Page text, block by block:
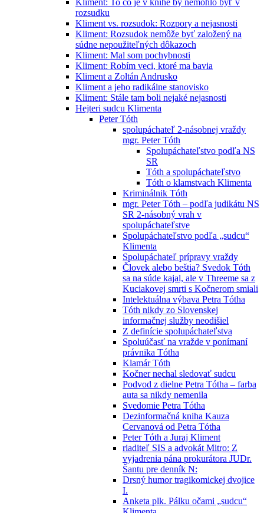
rozsudku
Kliment vs. rozsudok: Rozpory a nejasnosti
Kliment: Rozsudok nemôže byť založený na
súdne nepoužiteľných dôkazoch
Kliment: Mal som pochybnosti
Kliment: Robím veci, ktoré ma bavia
Kliment a Zoltán Andrusko
Kliment a jeho radikálne stanovisko
Kliment: Stále tam boli nejaké nejasnosti
Hejteri sudcu Klimenta
Peter Tóth
spolupáchateľ 2-násobnej vraždy
mgr. Peter Tóth
Spolupáchateľstvo podľa NS
SR
Tóth a spolupáchateľstvo
Tóth o klamstvach Klimenta
Kriminálnik Tóth
mgr. Peter Tóth – podľa judikátu NS
SR 2-násobný vrah v
spolupáchateľstve
Spolupáchateľstvo podľa „sudcu“
Klimenta
Spolupáchateľ prípravy vraždy
Človek alebo beštia? Svedok Tóth
sa na súde kajal, ale v Threeme sa z
Kuciakovej smrti s Kočnerom smiali
Intelektuálna výbava Petra Tótha
Tóth nikdy zo Slovenskej
informačnej služby neodišiel
Z definície spolupáchateľstva
Spoluúčasť na vražde v ponímaní
právnika Tótha
Klamár Tóth
Kočner nechal sledovať sudcu
Podvod z dielne Petra Tótha – farba
auta sa nikdy nemenila
Svedomie Petra Tótha
Dezinformačná kniha Kauza
Cervanová od Petra Tótha
Peter Tóth a Juraj Kliment
riaditeľ SIS a advokát Mitro: Z
vyjadrenia pána prokurátora JUDr.
Šantu pre denník N:
Drsný humor tragikomickej dvojice
I.
Anketa plk. Pálku očami „sudcu“